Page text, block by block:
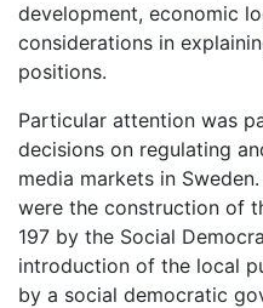
development, economic
considerations in
positions.
Particular attention was
decisions on regulating
media markets in
were the construction of
197 by the Social
introduction of the local
by a social democratic